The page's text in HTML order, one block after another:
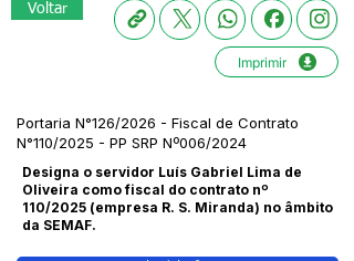
Voltar
Imprimir
Portaria N°126/2026 - Fiscal de Contrato
N°110/2025 - PP SRP Nº006/2024
Designa o servidor Luís Gabriel Lima de
Oliveira como fiscal do contrato nº
110/2025 (empresa R. S. Miranda) no âmbito
da SEMAF.